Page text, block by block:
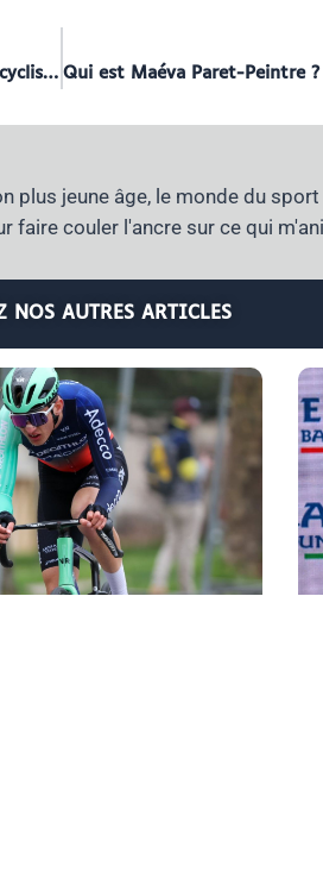
Les frères Paret-Peintre : une fratrie qui redessine les cimes du cyclisme
plus jeune âge, le monde du
faire couler l'ancre sur ce qui
NOS AUTRES ARTICLES